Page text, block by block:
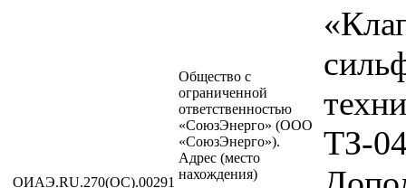
ОИАЭ.RU.270(ОС).00291
Общество с
ограниченной
ответственностью
«СоюзЭнерго» (ООО
«СоюзЭнерго»).
Адрес (место
нахождения)
ТЗ-